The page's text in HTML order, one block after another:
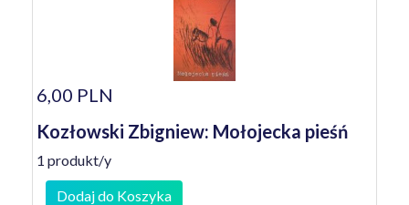
6,00 PLN
Kozłowski Zbigniew: Mołojecka pieśń
1 produkt/y
Dodaj do Koszyka